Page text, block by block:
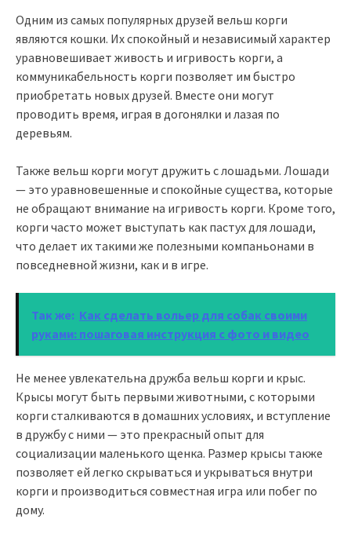
Одним из самых популярных друзей вельш корги
являются кошки. Их спокойный и независимый характер
уравновешивает живость и игривость корги, а
коммуникабельность корги позволяет им быстро
приобретать новых друзей. Вместе они могут
проводить время, играя в догонялки и лазая по
деревьям.
Также вельш корги могут дружить с лошадьми. Лошади
— это уравновешенные и спокойные существа, которые
не обращают внимание на игривость корги. Кроме того,
корги часто может выступать как пастух для лошади,
что делает их такими же полезными компаньонами в
повседневной жизни, как и в игре.
Так же: Как сделать вольер для собак своими
руками: пошаговая инструкция с фото и видео
Не менее увлекательна дружба вельш корги и крыс.
Крысы могут быть первыми животными, с которыми
корги сталкиваются в домашних условиях, и вступление
в дружбу с ними — это прекрасный опыт для
социализации маленького щенка. Размер крысы также
позволяет ей легко скрываться и укрываться внутри
корги и производиться совместная игра или побег по
дому.